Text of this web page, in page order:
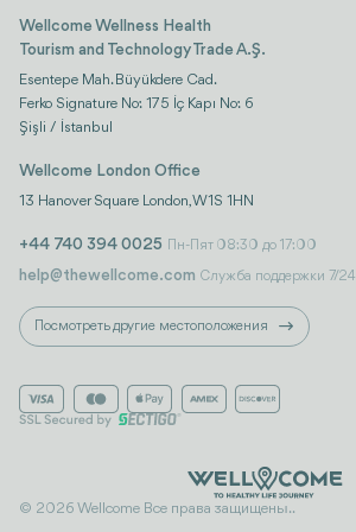
Wellcome Wellness Health
Tourism and Technology Trade A.Ş.
Esentepe Mah. Büyükdere Cad.
Ferko Signature No: 175 İç Kapı No: 6
Şişli / İstanbul
Wellcome London Office
13 Hanover Square London, W1S 1HN
+44 740 394 0025 Пн-Пят 08:30 до 17:00
help@thewellcome.com Служба поддержки 7/24
Посмотреть другие местоположения
© 2026 Wellcome Все права защищены..